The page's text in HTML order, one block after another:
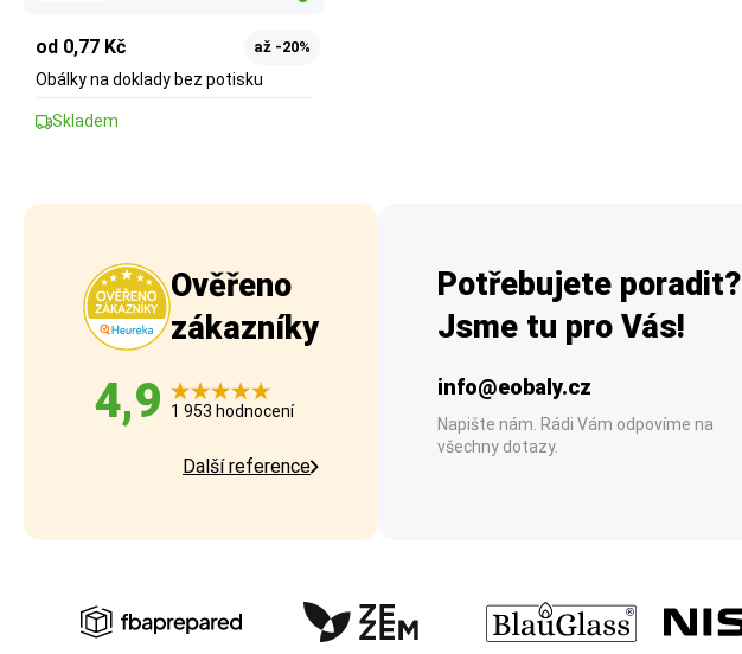
od 0,77 Kč až -20%
Obálky na doklady bez potisku
Skladem
Ověřeno
zákazníky
4,9 1 953 hodnocení
Další reference
Potřebujete poradit?
Jsme tu pro Vás!
info@eobaly.cz
Napište nám. Rádi Vám odpovíme na
všechny dotazy.